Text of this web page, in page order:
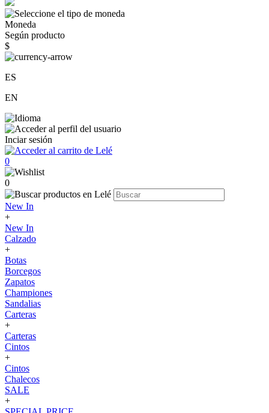
Moneda
Según producto
$
ES
EN
Inciar sesión
0
0
New In
+
New In
Calzado
+
Botas
Borcegos
Zapatos
Championes
Sandalias
Carteras
+
Carteras
Cintos
+
Cintos
Chalecos
SALE
+